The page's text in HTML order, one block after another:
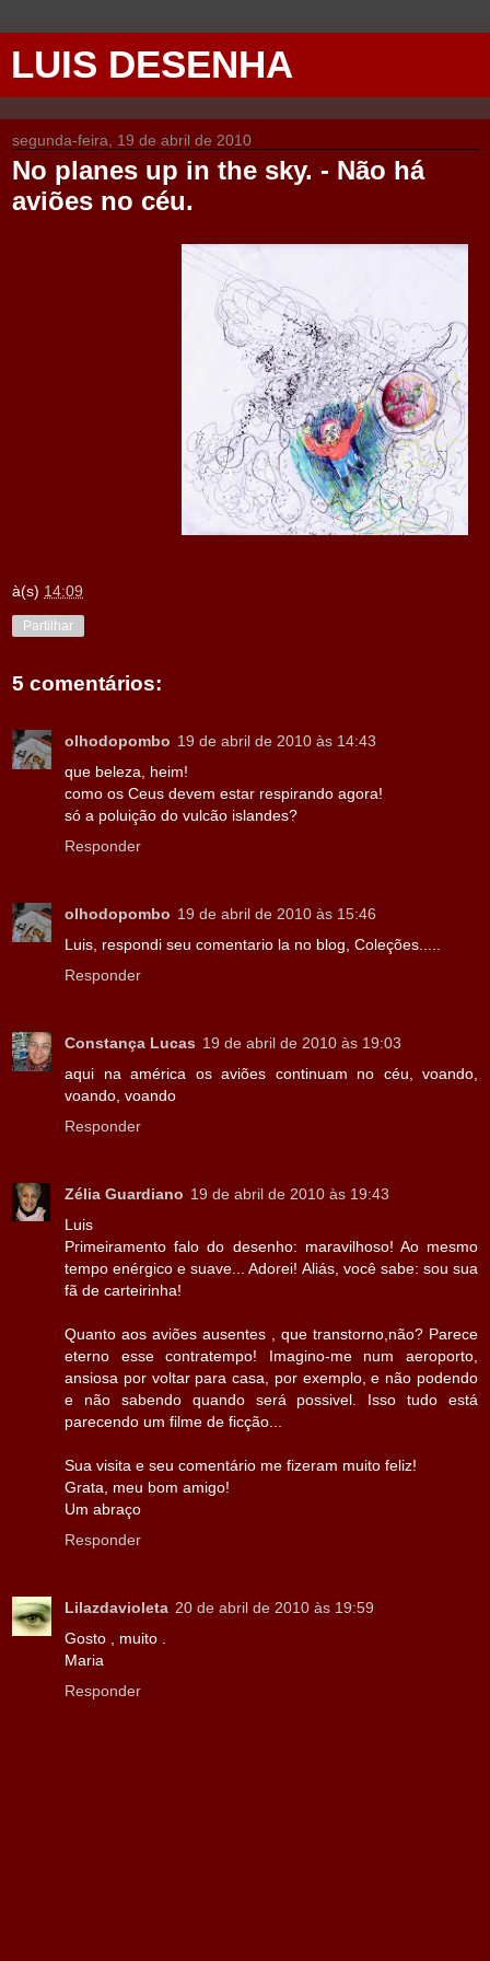
LUIS DESENHA
segunda-feira, 19 de abril de 2010
No planes up in the sky. - Não há
aviões no céu.
à(s) 14:09
Partilhar
5 comentários:
olhodopombo 19 de abril de 2010 às 14:43
que beleza, heim!
como os Ceus devem estar respirando agora!
só a poluição do vulcão islandes?
Responder
olhodopombo 19 de abril de 2010 às 15:46
Luis, respondi seu comentario la no blog, Coleções.....
Responder
Constança Lucas 19 de abril de 2010 às 19:03
aqui na américa os aviões continuam no céu, voando,
voando, voando
Responder
Zélia Guardiano 19 de abril de 2010 às 19:43
Luis
Primeiramento falo do desenho: maravilhoso! Ao mesmo
tempo enérgico e suave... Adorei! Aliás, você sabe: sou sua
fã de carteirinha!
Quanto aos aviões ausentes , que transtorno,não? Parece
eterno esse contratempo! Imagino-me num aeroporto,
ansiosa por voltar para casa, por exemplo, e não podendo
e não sabendo quando será possivel. Isso tudo está
parecendo um filme de ficção...
Sua visita e seu comentário me fizeram muito feliz!
Grata, meu bom amigo!
Um abraço
Responder
Lilazdavioleta 20 de abril de 2010 às 19:59
Gosto , muito .
Maria
Responder